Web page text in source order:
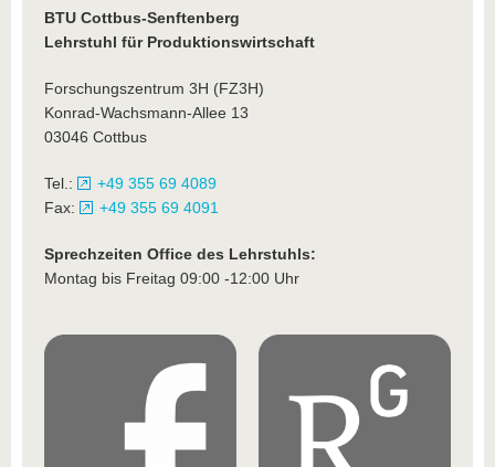
BTU Cottbus-Senftenberg
Lehrstuhl für Produktionswirtschaft
Forschungszentrum 3H (FZ3H)
Konrad-Wachsmann-Allee 13
03046 Cottbus
Tel.:
+49 355 69 4089
Fax:
+49 355 69 4091
Sprechzeiten Office des Lehrstuhls:
Montag bis Freitag 09:00 -12:00 Uhr